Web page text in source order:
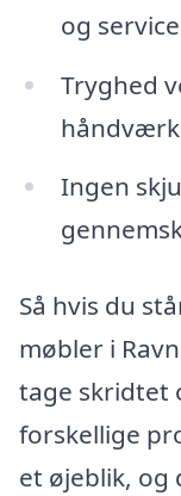
og
Tryghed
Ingen
Så hvis du
møbler i
tage skridtet
forskellige
et øjeblik, og